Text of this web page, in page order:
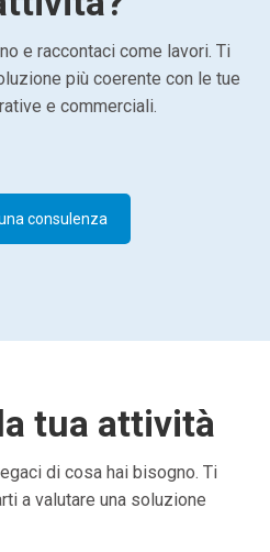
e raccontaci come lavori. Ti
più coerente con le tue
e commerciali.
consulenza
tua attività
di cosa hai bisogno. Ti
a valutare una soluzione